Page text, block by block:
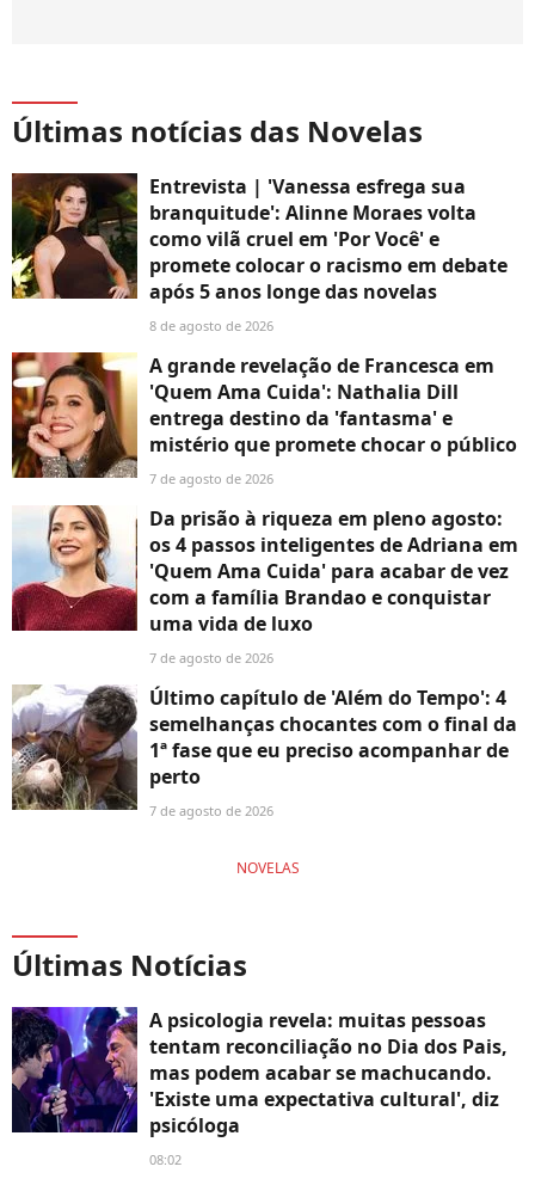
Últimas notícias das Novelas
Entrevista | 'Vanessa esfrega sua
branquitude': Alinne Moraes volta
como vilã cruel em 'Por Você' e
promete colocar o racismo em debate
após 5 anos longe das novelas
8 de agosto de 2026
A grande revelação de Francesca em
'Quem Ama Cuida': Nathalia Dill
entrega destino da 'fantasma' e
mistério que promete chocar o público
7 de agosto de 2026
Da prisão à riqueza em pleno agosto:
os 4 passos inteligentes de Adriana em
'Quem Ama Cuida' para acabar de vez
com a família Brandao e conquistar
uma vida de luxo
7 de agosto de 2026
Último capítulo de 'Além do Tempo': 4
semelhanças chocantes com o final da
1ª fase que eu preciso acompanhar de
perto
7 de agosto de 2026
NOVELAS
Últimas Notícias
A psicologia revela: muitas pessoas
tentam reconciliação no Dia dos Pais,
mas podem acabar se machucando.
'Existe uma expectativa cultural', diz
psicóloga
08:02